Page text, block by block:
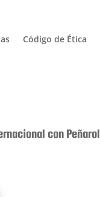
Código de Ética
con Peñarol